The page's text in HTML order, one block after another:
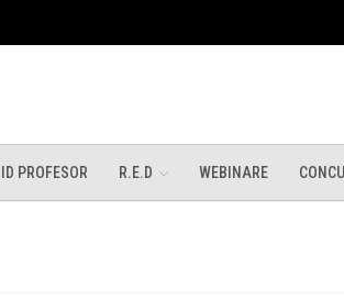
PROFESOR R.E.D WEBINARE